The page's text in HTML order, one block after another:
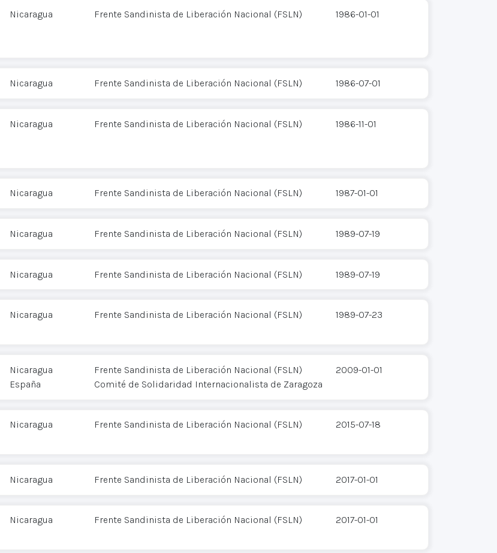
Nicaragua Frente Sandinista de Liberación Nacional (FSLN) 1986-01-01
Nicaragua Frente Sandinista de Liberación Nacional (FSLN) 1986-07-01
Nicaragua Frente Sandinista de Liberación Nacional (FSLN) 1986-11-01
Nicaragua Frente Sandinista de Liberación Nacional (FSLN) 1987-01-01
Nicaragua Frente Sandinista de Liberación Nacional (FSLN) 1989-07-19
Nicaragua Frente Sandinista de Liberación Nacional (FSLN) 1989-07-19
Nicaragua Frente Sandinista de Liberación Nacional (FSLN) 1989-07-23
Nicaragua
España
Frente Sandinista de Liberación Nacional (FSLN)
Comité de Solidaridad Internacionalista de Zaragoza
2009-01-01
Nicaragua Frente Sandinista de Liberación Nacional (FSLN) 2015-07-18
Nicaragua Frente Sandinista de Liberación Nacional (FSLN) 2017-01-01
Nicaragua Frente Sandinista de Liberación Nacional (FSLN) 2017-01-01